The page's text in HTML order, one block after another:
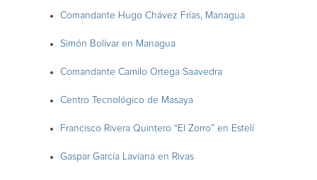
Comandante Hugo Chávez Frías, Managua
Simón Bolívar en Managua
Comandante Camilo Ortega Saavedra
Centro Tecnológico de Masaya
Francisco Rivera Quintero “El Zorro” en Estelí
Gaspar García Laviana en Rivas